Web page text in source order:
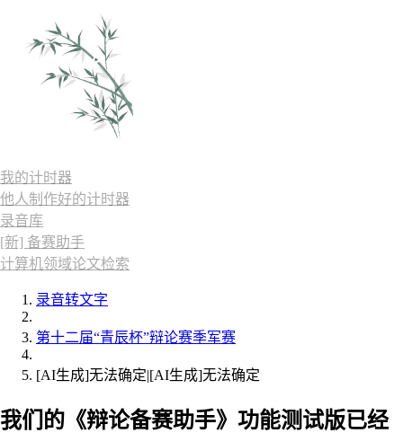
我的计时器
他人制作好的计时器
录音库
[新] 备赛助手
计算机领域论文检索
录音转文字
第十二届“青辰杯”辩论赛季军赛
[AI生成]无法确定|[AI生成]无法确定
我们的《辩论备赛助手》功能测试版已经